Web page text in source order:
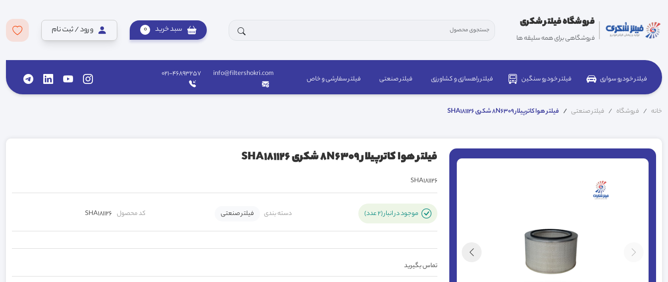
فروشگاه فیلتر شکری
فروشگاهی برای همه سلیقه ها
سبد خرید 0 ورود / ثبت نام
فیلتر خودرو سواری فیلتر خودرو سنگین فیلتر راهسازی و کشاورزی فیلتر صنعتی فیلتر سفارشی و خاص
info@filtershokri.com
021-46893257
خانه فروشگاه فیلتر صنعتی فیلتر هوا کاترپیلار 8N6309 شکری SHA181126
فیلتر هوا کاترپیلار 8N6309 شکری SHA181126
SHA181126
موجود در انبار (2 عدد) دسته بندی فیلتر صنعتی کد محصول SHA181126
تماس بگیرید